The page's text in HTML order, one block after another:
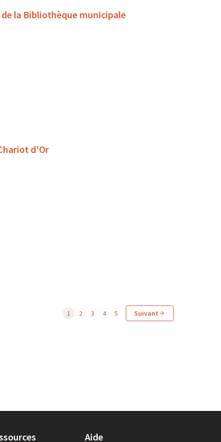
la Bibliothèque municipale
d'Or
1 2 3 4 5 Suivant
Aide